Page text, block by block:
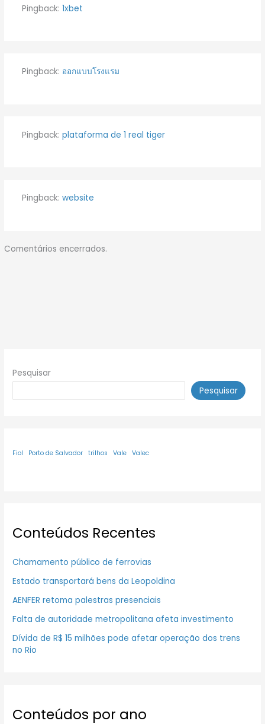
Pingback: 1xbet
Pingback: ออกแบบโรงแรม
Pingback: plataforma de 1 real tiger
Pingback: website
Comentários encerrados.
Pesquisar
Pesquisar
Fiol Porto de Salvador trilhos Vale Valec
Conteúdos Recentes
Chamamento público de ferrovias
Estado transportará bens da Leopoldina
AENFER retoma palestras presenciais
Falta de autoridade metropolitana afeta investimento
Dívida de R$ 15 milhões pode afetar operação dos trens
no Rio
Conteúdos por ano